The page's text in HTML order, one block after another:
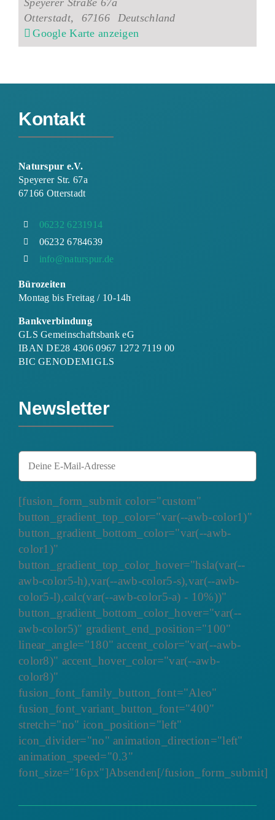
Speyerer Straße 67a
Otterstadt, 67166
Deutschland
Google Karte anzeigen
Kontakt
Naturspur e.V.
Speyerer Str. 67a
67166 Otterstadt
06232 6231914
06232 6784639
info@naturspur.de
Bürozeiten
Montag bis Freitag / 10-14h
Bankverbindung
GLS Gemeinschaftsbank eG
IBAN DE28 4306 0967 1272 7119 00
BIC GENODEM1GLS
Newsletter
[fusion_form_submit color="custom"
button_gradient_top_color="var(--awb-color1)"
button_gradient_bottom_color="var(--awb-
color1)"
button_gradient_top_color_hover="hsla(var(--
awb-color5-h),var(--awb-color5-s),var(--awb-
color5-l),calc(var(--awb-color5-a) - 10%))"
button_gradient_bottom_color_hover="var(--
awb-color5)" gradient_end_position="100"
linear_angle="180" accent_color="var(--awb-
color8)" accent_hover_color="var(--awb-
color8)"
fusion_font_family_button_font="Aleo"
fusion_font_variant_button_font="400"
stretch="no" icon_position="left"
icon_divider="no" animation_direction="left"
animation_speed="0.3"
font_size="16px"]Absenden[/fusion_form_submit]